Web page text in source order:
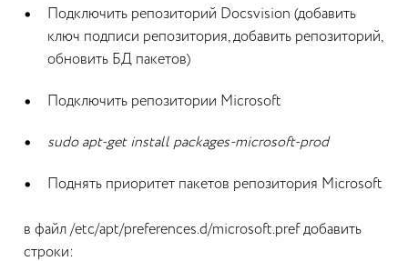
Подключить репозиторий Docsvision (добавить
ключ подписи репозитория, добавить репозиторий,
обновить БД пакетов)
Подключить репозитории Microsoft
sudo apt-get install packages-microsoft-prod
Поднять приоритет пакетов репозитория Microsoft
в файл /etc/apt/preferences.d/microsoft.pref добавить
строки: